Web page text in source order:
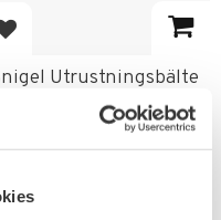
Add to favorites
Utrustningsbälte
Ett lätt bälte som är säkert och
KR